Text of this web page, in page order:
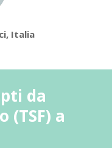
Italia
da
(TSF) a